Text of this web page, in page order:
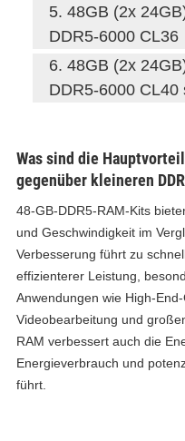
48GB (2x
DDR5-6000 CL36
48GB (2x
DDR5-6000 CL40
Was sind die
gegenüber kleineren
48-GB-DDR5-RAM-Kits
und Geschwindigkeit im
Verbesserung führt zu
effizienterer Leistung,
Anwendungen wie High-
Videobearbeitung und
RAM verbessert auch die
Energieverbrauch und
führt.